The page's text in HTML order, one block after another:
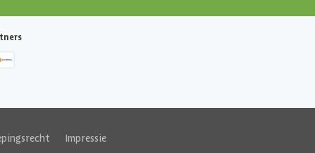
Impressie